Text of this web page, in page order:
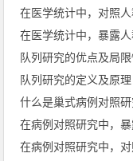
在医学统计中，对照人
在医学统计中，暴露人
队列研究的优点及局限
队列研究的定义及原理
什么是巢式病例对照研
在病例对照研究中，暴
在病例对照研究中，对